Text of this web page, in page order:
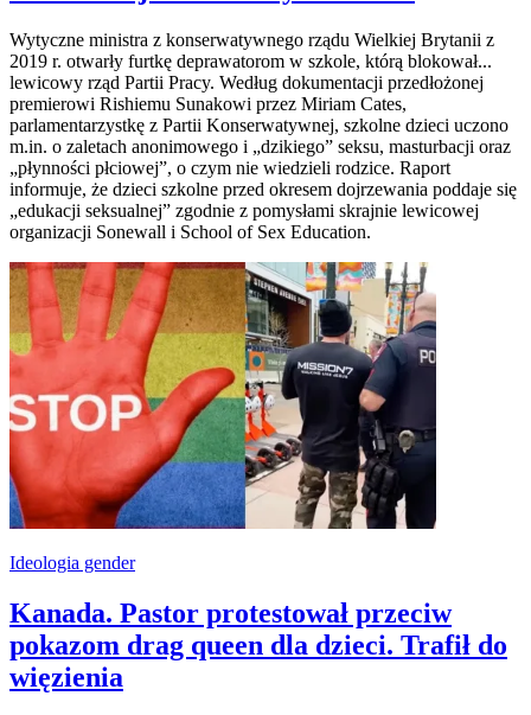
Wytyczne ministra z konserwatywnego rządu Wielkiej Brytanii z
2019 r. otwarły furtkę deprawatorom w szkole, którą blokował...
lewicowy rząd Partii Pracy. Według dokumentacji przedłożonej
premierowi Rishiemu Sunakowi przez Miriam Cates,
parlamentarzystkę z Partii Konserwatywnej, szkolne dzieci uczono
m.in. o zaletach anonimowego i „dzikiego” seksu, masturbacji oraz
„płynności płciowej”, o czym nie wiedzieli rodzice. Raport
informuje, że dzieci szkolne przed okresem dojrzewania poddaje się
„edukacji seksualnej” zgodnie z pomysłami skrajnie lewicowej
organizacji Sonewall i School of Sex Education.
Ideologia gender
Kanada. Pastor protestował przeciw
pokazom drag queen dla dzieci. Trafił do
więzienia